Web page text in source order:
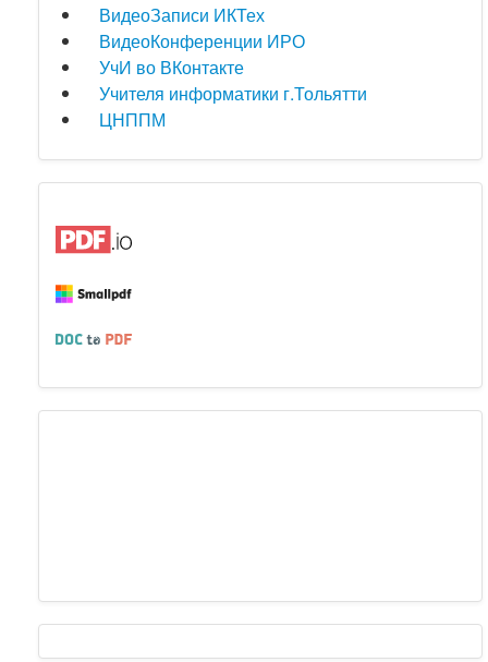
ВидеоЗаписи ИКТех
ВидеоКонференции ИРО
УчИ во ВКонтакте
Учителя информатики г.Тольятти
ЦНППМ